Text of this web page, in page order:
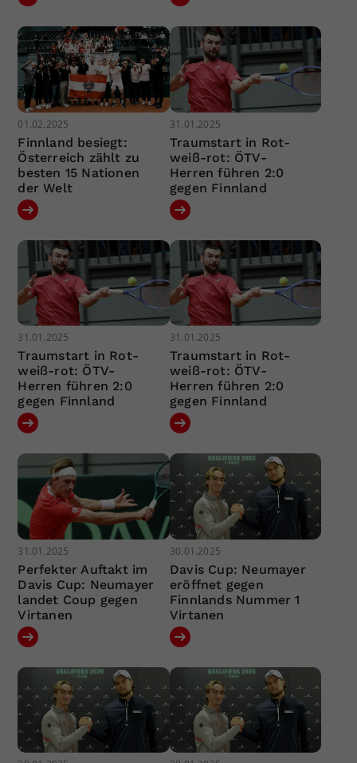
01.02.2025
Finnland besiegt:
Österreich zählt zu
besten 15 Nationen
der Welt
31.01.2025
Traumstart in Rot-
weiß-rot: ÖTV-
Herren führen 2:0
gegen Finnland
31.01.2025
Traumstart in Rot-
weiß-rot: ÖTV-
Herren führen 2:0
gegen Finnland
31.01.2025
Traumstart in Rot-
weiß-rot: ÖTV-
Herren führen 2:0
gegen Finnland
31.01.2025
Perfekter Auftakt im
Davis Cup: Neumayer
landet Coup gegen
Virtanen
30.01.2025
Davis Cup: Neumayer
eröffnet gegen
Finnlands Nummer 1
Virtanen